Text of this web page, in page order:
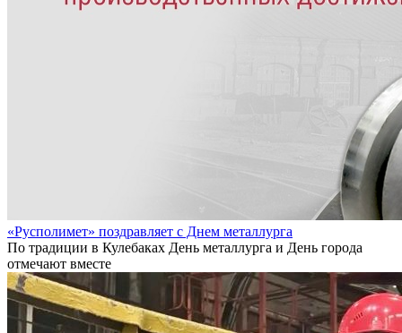
«Русполимет» поздравляет с Днем металлурга
По традиции в Кулебаках День металлурга и День города
отмечают вместе